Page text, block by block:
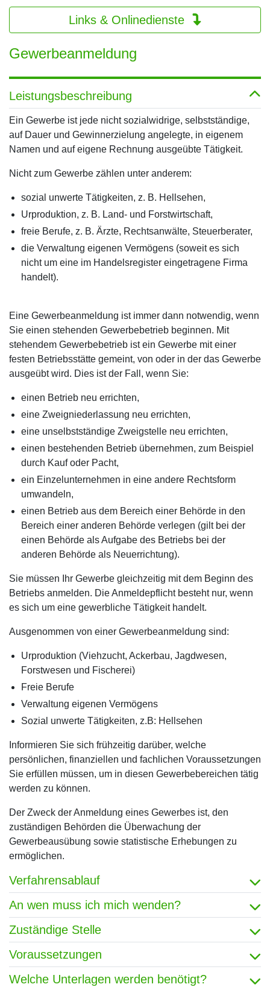
Links & Onlinedienste
Gewerbeanmeldung
Leistungsbeschreibung
Ein Gewerbe ist jede nicht sozialwidrige, selbstständige,
auf Dauer und Gewinnerzielung angelegte, in eigenem
Namen und auf eigene Rechnung ausgeübte Tätigkeit.
Nicht zum Gewerbe zählen unter anderem:
sozial unwerte Tätigkeiten, z. B. Hellsehen,
Urproduktion, z. B. Land- und Forstwirtschaft,
freie Berufe, z. B. Ärzte, Rechtsanwälte, Steuerberater,
die Verwaltung eigenen Vermögens (soweit es sich
nicht um eine im Handelsregister eingetragene Firma
handelt).
Eine Gewerbeanmeldung ist immer dann notwendig, wenn
Sie einen stehenden Gewerbebetrieb beginnen. Mit
stehendem Gewerbebetrieb ist ein Gewerbe mit einer
festen Betriebsstätte gemeint, von oder in der das Gewerbe
ausgeübt wird. Dies ist der Fall, wenn Sie:
einen Betrieb neu errichten,
eine Zweigniederlassung neu errichten,
eine unselbstständige Zweigstelle neu errichten,
einen bestehenden Betrieb übernehmen, zum Beispiel
durch Kauf oder Pacht,
ein Einzelunternehmen in eine andere Rechtsform
umwandeln,
einen Betrieb aus dem Bereich einer Behörde in den
Bereich einer anderen Behörde verlegen (gilt bei der
einen Behörde als Aufgabe des Betriebs bei der
anderen Behörde als Neuerrichtung).
Sie müssen Ihr Gewerbe gleichzeitig mit dem Beginn des
Betriebs anmelden. Die Anmeldepflicht besteht nur, wenn
es sich um eine gewerbliche Tätigkeit handelt.
Ausgenommen von einer Gewerbeanmeldung sind:
Urproduktion (Viehzucht, Ackerbau, Jagdwesen,
Forstwesen und Fischerei)
Freie Berufe
Verwaltung eigenen Vermögens
Sozial unwerte Tätigkeiten, z.B: Hellsehen
Informieren Sie sich frühzeitig darüber, welche
persönlichen, finanziellen und fachlichen Voraussetzungen
Sie erfüllen müssen, um in diesen Gewerbebereichen tätig
werden zu können.
Der Zweck der Anmeldung eines Gewerbes ist, den
zuständigen Behörden die Überwachung der
Gewerbeausübung sowie statistische Erhebungen zu
ermöglichen.
Verfahrensablauf
An wen muss ich mich wenden?
Zuständige Stelle
Voraussetzungen
Welche Unterlagen werden benötigt?